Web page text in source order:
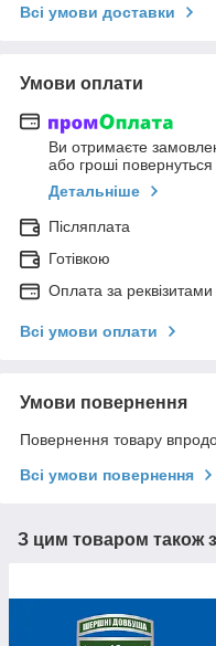
Всі умови доставки
Умови оплати
Ви отримаєте
або гроші
Детальніше
Післяплата
Готівкою
Оплата за реквізитами
Всі умови оплати
Умови повернення
Повернення товару
Всі умови повернення
З цим товаром також